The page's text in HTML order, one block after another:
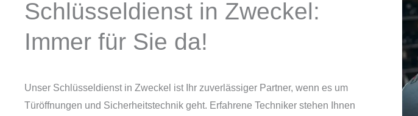
Schlüsseldienst in Zweckel:
Immer für Sie da!
Unser Schlüsseldienst in Zweckel ist Ihr zuverlässiger Partner, wenn es um
Türöffnungen und Sicherheitstechnik geht. Erfahrene Techniker stehen Ihnen